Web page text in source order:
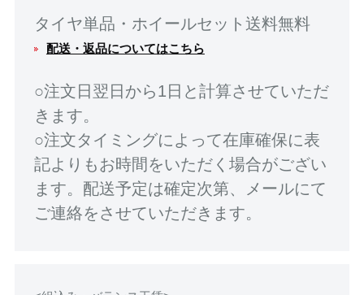
タイヤ単品・ホイールセット送料無料
配送・返品についてはこちら
○注文日翌日から1日と計算させていただ
きます。
○注文タイミングによって在庫確保に表
記よりもお時間をいただく場合がござい
ます。配送予定は確定次第、メールにて
ご連絡をさせていただきます。